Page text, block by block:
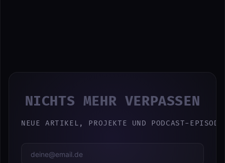
NICHTS MEHR VERPASSEN
NEUE ARTIKEL, PROJEKTE UND PODCAST-